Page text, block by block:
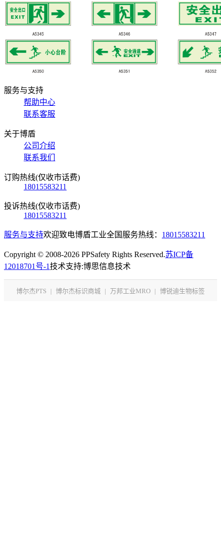
服务与支持
帮助中心
联系客服
关于博盾
公司介绍
联系我们
订购热线(仅收市话费)
18015583211
投诉热线(仅收市话费)
18015583211
服务与支持欢迎致电博盾工业全国服务热线： 18015583211
Copyright © 2008-2026 PPSafety Rights Reserved.苏ICP备
12018701号-1技术支持:博思信息技术
博尔杰PTS | 博尔杰标识商城 | 万邦工业MRO | 博锐迪生物标签